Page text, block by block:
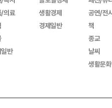
의료
반
생활경제
경제일반
공연/전
책
종교
날씨
생활문